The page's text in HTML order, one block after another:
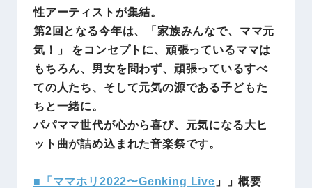
性アーティストが集結。
第2回となる今年は、「家族みんなで、ママ元
気！」 をコンセプトに、頑張っているママは
もちろん、男女を問わず、頑張っているすべ
ての人たち、そして元気の源である子どもた
ちと一緒に。
パパママ世代が心から喜び、元気になる大ヒ
ット曲が詰め込まれた音楽祭です。
■「ママホリ2022〜Genking Live 」
」概要